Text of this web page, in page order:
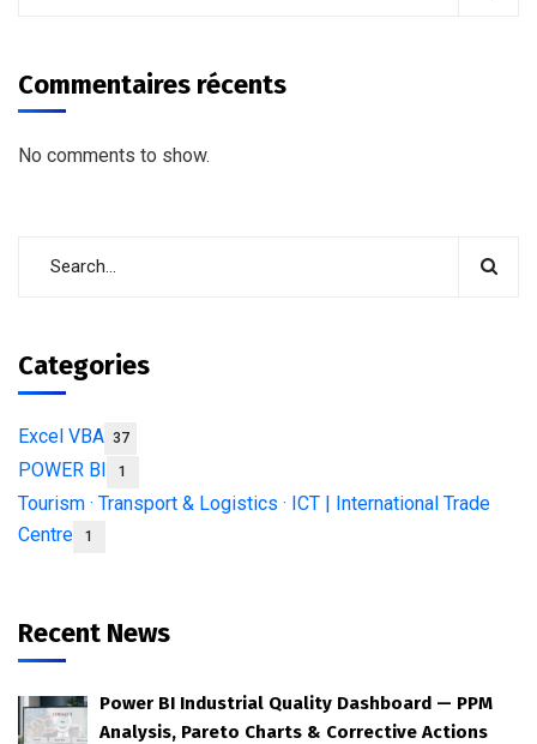
Commentaires récents
No comments to show.
Categories
Excel VBA 37
POWER BI 1
Tourism · Transport & Logistics · ICT | International Trade
Centre
1
Recent News
Power BI Industrial Quality Dashboard — PPM
Analysis, Pareto Charts & Corrective Actions